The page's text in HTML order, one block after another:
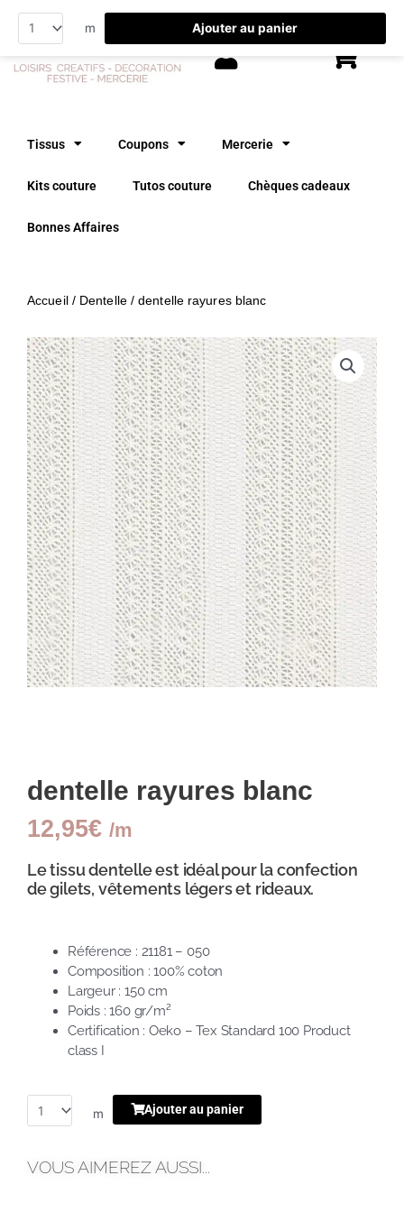
contenu
Tissus Coupons Mercerie
Kits couture Tutos couture Chèques cadeaux
Bonnes Affaires
Accueil/ Dentelle/ dentelle rayures blanc
dentelle rayures blanc
12,95€ /m
Le tissu dentelle est idéal pour la confection
de gilets, vêtements légers et rideaux.
Référence : 21181 – 050
Composition : 100% coton
Largeur : 150 cm
Poids : 160 gr/m²
Certification : Oeko – Tex Standard 100 Product
class I
m Ajouter au panier
VOUS AIMEREZ AUSSI...
m Ajouter au panier